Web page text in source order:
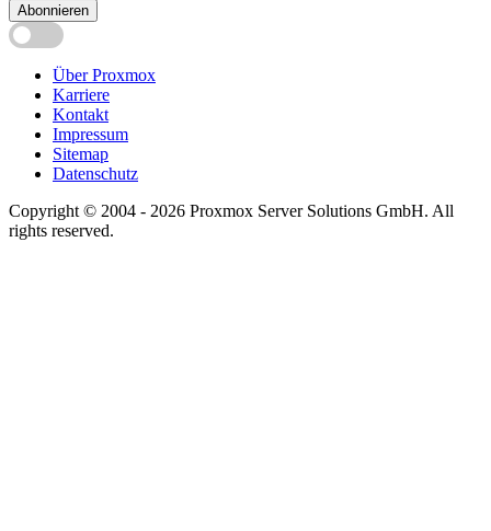
Abonnieren
Über Proxmox
Karriere
Kontakt
Impressum
Sitemap
Datenschutz
Copyright © 2004 - 2026 Proxmox Server Solutions GmbH. All
rights reserved.